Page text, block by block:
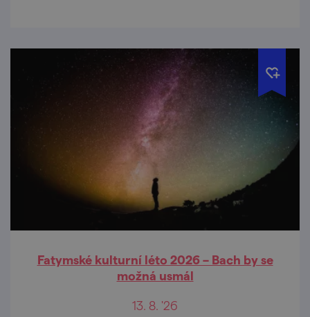
Fatymské kulturní léto 2026 – Bach by se
možná usmál
13. 8. '26